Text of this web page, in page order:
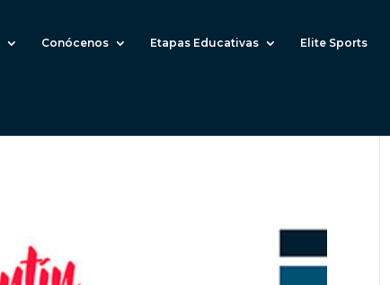
Conócenos Etapas Educativas Elite Sports